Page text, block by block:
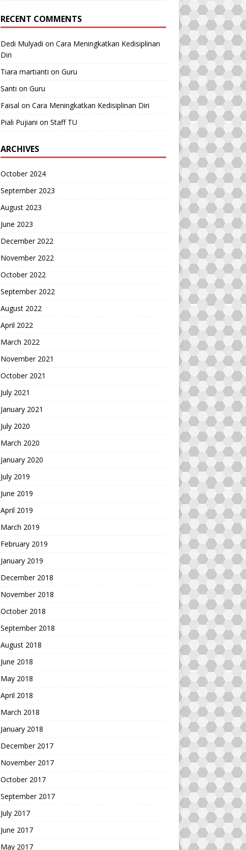
RECENT COMMENTS
Dedi Mulyadi on Cara Meningkatkan Kedisiplinan
Diri
Tiara martianti on Guru
Santi on Guru
Faisal on Cara Meningkatkan Kedisiplinan Diri
Piali Pujiani on Staff TU
ARCHIVES
October 2024
September 2023
August 2023
June 2023
December 2022
November 2022
October 2022
September 2022
August 2022
April 2022
March 2022
November 2021
October 2021
July 2021
January 2021
July 2020
March 2020
January 2020
July 2019
June 2019
April 2019
March 2019
February 2019
January 2019
December 2018
November 2018
October 2018
September 2018
August 2018
June 2018
May 2018
April 2018
March 2018
January 2018
December 2017
November 2017
October 2017
September 2017
July 2017
June 2017
May 2017